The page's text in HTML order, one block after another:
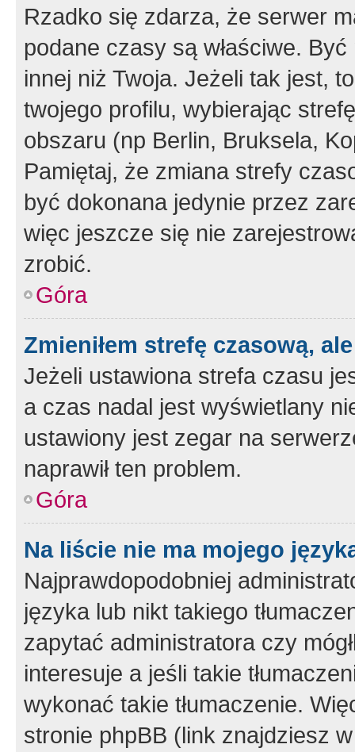
Rzadko się zdarza, że serwer
podane czasy są właściwe.
innej niż Twoja. Jeżeli tak jest,
twojego profilu, wybierając
obszaru (np Berlin, Bruksela,
Pamiętaj, że zmiana strefy
być dokonana jedynie przez
więc jeszcze się nie
zrobić.
Góra
Zmieniłem strefę czasową,
Jeżeli ustawiona strefa czasu
a czas nadal jest wyświetlany
ustawiony jest zegar na
naprawił ten problem.
Góra
Na liście nie ma mojego
Najprawdopodobniej
języka lub nikt takiego
zapytać administratora czy
interesuje a jeśli takie
wykonać takie tłumaczenie.
stronie phpBB (link znajdziesz